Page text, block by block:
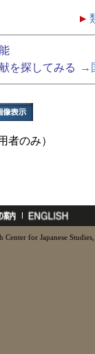
を探してみる
→
者のみ）
for Japanese